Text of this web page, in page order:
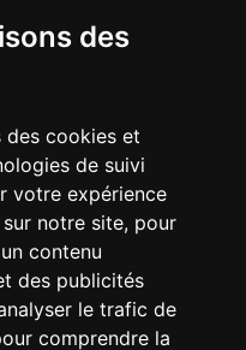
des
des cookies et
de suivi
votre expérience
notre site, pour
contenu
des publicités
le trafic de
comprendre la